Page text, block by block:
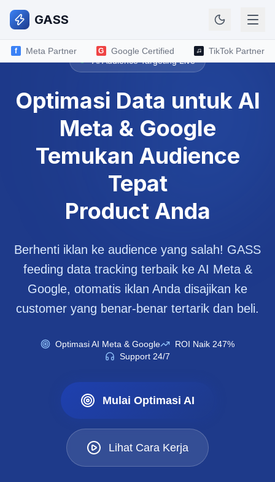
Skip to main content
GASS
f Meta Partner G Google Certified
TikTok Partner
AI Audience Targeting Live
Optimasi Data untuk AI
Meta & Google
Temukan Audience
Tepat
Product Anda
Berhenti iklan ke audience yang salah! GASS
feeding data tracking terbaik ke AI Meta &
Google, otomatis iklan Anda disajikan ke
customer yang benar-benar tertarik dan beli.
Optimasi AI Meta & Google
ROI Naik 247%
Support 24/7
Mulai Optimasi AI
Lihat Cara Kerja